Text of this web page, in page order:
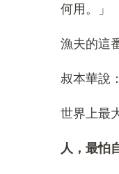
何用。」
漁夫的這
叔本華說：
世界上最
人，最怕